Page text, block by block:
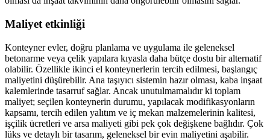
Maliyet etkinliği
Konteyner evler, doğru planlama ve uygulama ile geleneksel
betonarme veya çelik yapılara kıyasla daha bütçe dostu bir alternatif
olabilir. Özellikle ikinci el konteynerlerin tercih edilmesi, başlangıç
maliyetini düşürebilir. Ana taşıyıcı sistemin hazır olması, kaba inşaat
kalemlerinde tasarruf sağlar. Ancak unutulmamalıdır ki toplam
maliyet; seçilen konteynerin durumu, yapılacak modifikasyonların
kapsamı, tercih edilen yalıtım ve iç mekan malzemelerinin kalitesi,
işçilik ücretleri ve arsa maliyeti gibi pek çok değişkene bağlıdır. Çok
lüks ve detaylı bir tasarım, geleneksel bir evin maliyetini aşabilir.